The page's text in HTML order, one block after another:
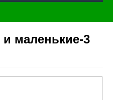
маленькие-3